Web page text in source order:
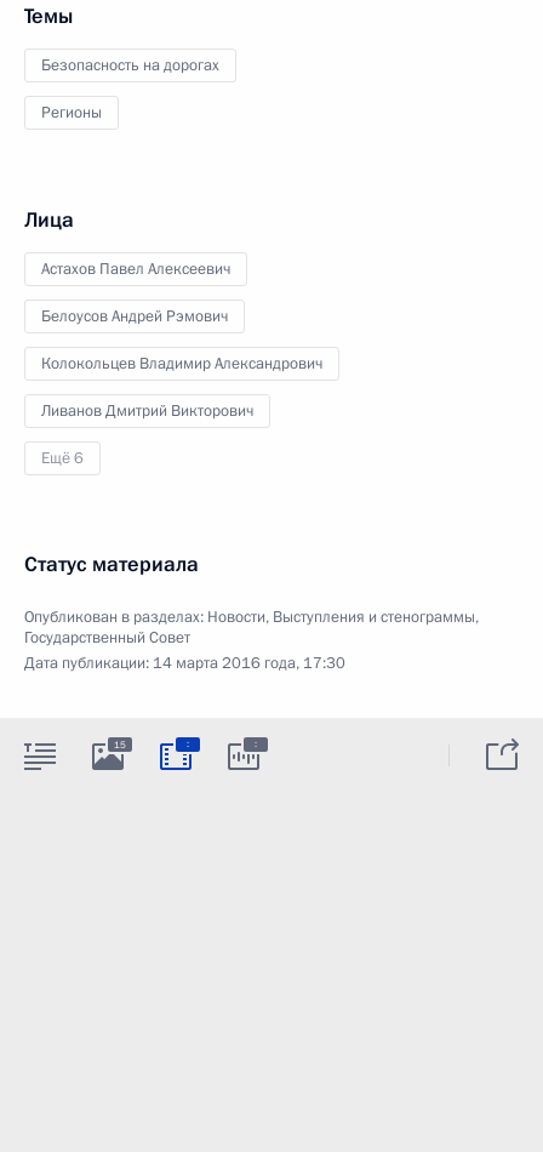
Темы
Безопасность на дорогах
Регионы
Лица
Астахов Павел Алексеевич
Белоусов Андрей Рэмович
Колокольцев Владимир Александрович
Ливанов Дмитрий Викторович
Ещё 6
Статус материала
Опубликован в разделах: Новости, Выступления и стенограммы,
Государственный Совет
Дата публикации: 14 марта 2016 года, 17:30
15 : :